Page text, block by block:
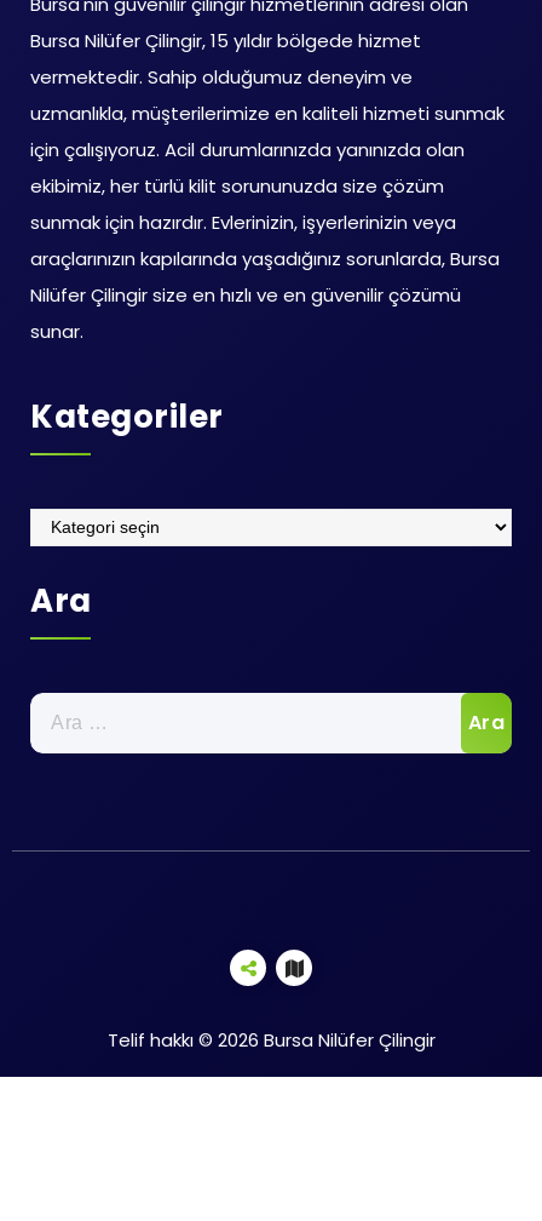
Bursa Nilüfer Çilingir, 15 yıldır bölgede hizmet
vermektedir. Sahip olduğumuz deneyim ve
uzmanlıkla, müşterilerimize en kaliteli hizmeti sunmak
için çalışıyoruz. Acil durumlarınızda yanınızda olan
ekibimiz, her türlü kilit sorununuzda size çözüm
sunmak için hazırdır. Evlerinizin, işyerlerinizin veya
araçlarınızın kapılarında yaşadığınız sorunlarda, Bursa
Nilüfer Çilingir size en hızlı ve en güvenilir çözümü
sunar.
Kategoriler
Kategoriler
Ara
Arama:
Telif hakkı © 2026 Bursa Nilüfer Çilingir